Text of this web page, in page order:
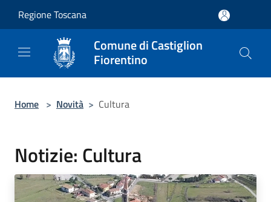
Regione Toscana
Comune di Castiglion
Fiorentino
Home > Novità > Cultura
Notizie: Cultura